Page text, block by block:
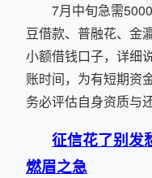
7月中旬急需
豆借款、普融花、金
小额借钱口子，详细
账时间，为有短期资
务必评估自身资质与
征信花了别发
燃眉之急